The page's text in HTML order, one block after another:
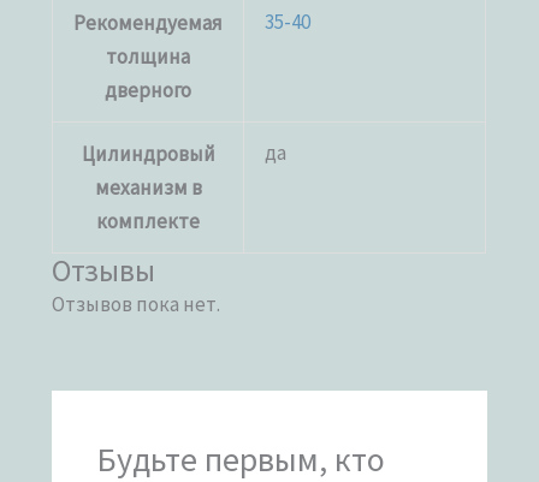
Рекомендуемая
толщина
дверного
35-40
Цилиндровый
механизм в
комплекте
да
Отзывы
Отзывов пока нет.
Будьте первым, кто